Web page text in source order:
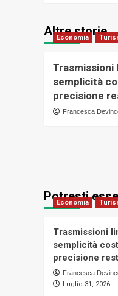
Altre storie
Economia
Trasmissioni
semplicità
precisione
Francesca
Potresti
Economia
Trasmissioni
semplicità
precisione
Francesca
Luglio 31, 2026